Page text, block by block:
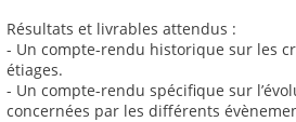
Résultats et livrables attendus :
- Un compte-rendu historique sur les
étiages.
- Un compte-rendu spécifique sur
concernées par les différents